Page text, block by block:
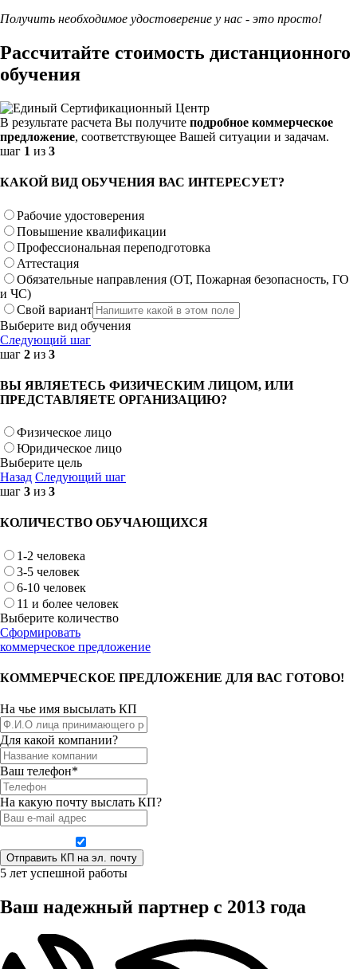
Получить необходимое удостоверение у нас - это просто!
Рассчитайте стоимость дистанционного
обучения
В результате расчета Вы получите подробное коммерческое
предложение, соответствующее Вашей ситуации и задачам.
шаг 1 из 3
КАКОЙ ВИД ОБУЧЕНИЯ ВАС ИНТЕРЕСУЕТ?
Рабочие удостоверения
Повышение квалификации
Профессиональная переподготовка
Аттестация
Обязательные направления (ОТ, Пожарная безопасность, ГО
и ЧС)
Свой вариант
Выберите вид обучения
Следующий шаг
шаг 2 из 3
ВЫ ЯВЛЯЕТЕСЬ ФИЗИЧЕСКИМ ЛИЦОМ, ИЛИ
ПРЕДСТАВЛЯЕТЕ ОРГАНИЗАЦИЮ?
Физическое лицо
Юридическое лицо
Выберите цель
Назад Следующий шаг
шаг 3 из 3
КОЛИЧЕСТВО ОБУЧАЮЩИХСЯ
1-2 человека
3-5 человек
6-10 человек
11 и более человек
Выберите количество
Сформировать
коммерческое предложение
КОММЕРЧЕСКОЕ ПРЕДЛОЖЕНИЕ ДЛЯ ВАС ГОТОВО!
На чье имя высылать КП
Для какой компании?
Ваш телефон*
На какую почту выслать КП?
5 лет успешной работы
Ваш надежный партнер с 2013 года